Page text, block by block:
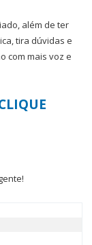
além de ter
tira dúvidas e
com mais voz e